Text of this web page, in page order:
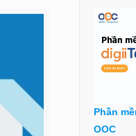
Phần
OOC